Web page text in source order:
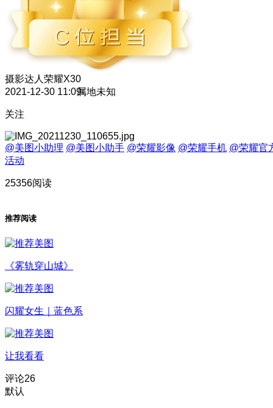
摄影达人 荣耀X30
2021-12-30 11:09属地未知
关注
@美图小助理 @美图小助手 @荣耀影像 @荣耀手机 @荣耀官
活动
25356阅读
推荐阅读
《雾轨穿山城》
闪耀女生｜蓝色系
让我看看
评论26
默认